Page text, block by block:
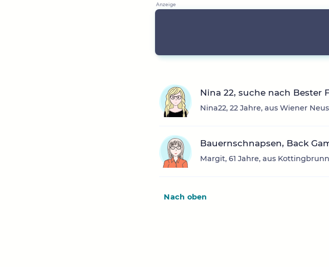
Nina 22, suche nach Bester
Nina22, 22 Jahre, aus Wiener
Bauernschnapsen, Back
Margit, 61 Jahre, aus Kottingbrunn
Nach oben